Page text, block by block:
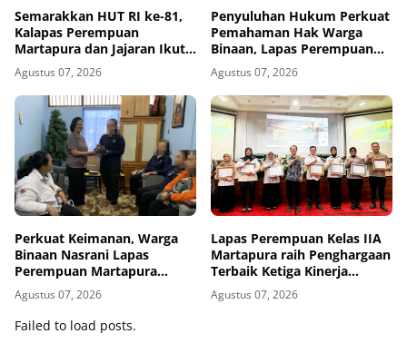
Semarakkan HUT RI ke-81,
Kalapas Perempuan
Martapura dan Jajaran Ikuti
Fun Walk Bersama Kakanwil
Agustus 07, 2026
Penyuluhan Hukum Perkuat
Pemahaman Hak Warga
Binaan, Lapas Perempuan
Martapura Gandeng Yayasan
Cahaya Cendekia Nusantara
Agustus 07, 2026
Perkuat Keimanan, Warga
Binaan Nasrani Lapas
Perempuan Martapura
Kebaktian bersama Gereja
Bethel
Agustus 07, 2026
Lapas Perempuan Kelas IIA
Martapura raih Penghargaan
Terbaik Ketiga Kinerja
Pelaksanaan Anggaran
Tahun 2025 dari KPPN
Agustus 07, 2026
Failed to load posts.